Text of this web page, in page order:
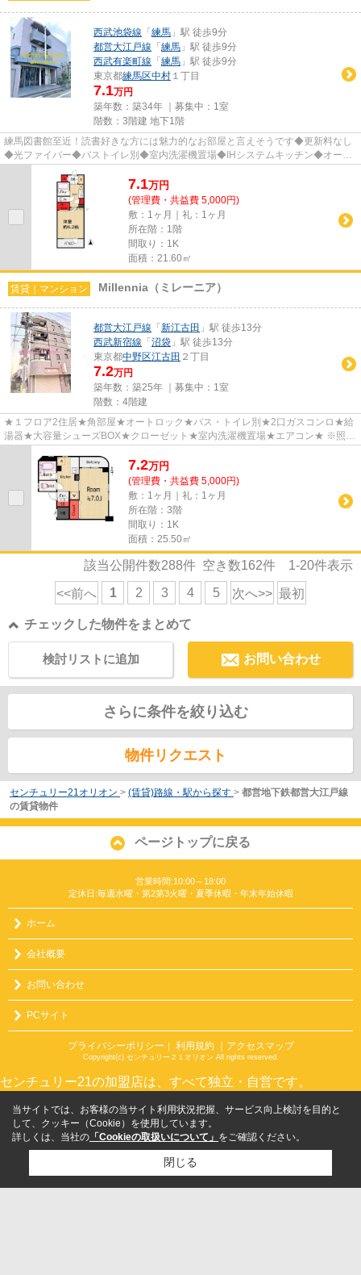
西武池袋線 「 練馬 」駅 徒歩9分
都営大江戸線 「 練馬 」駅 徒歩9分
西武有楽町線 「 練馬 」駅 徒歩9分
東京都練馬区中村 １丁目
7.1万円
築年数：築34年 ｜募集中： 1室
階数：3階建 地下1階
練馬図書館至近！読書好きな方には魅力的なお部屋と言えそうです◆更新料なし
◆光ファイバー◆バストイレ別◆室内洗濯機置場◆IHシステムキッチン◆オート
ロック◆モニタ付インタホン◆敷地内...
7.1万円
(管理費・共益費 5,000円)
敷：1ヶ月｜礼：1ヶ月
所在階：1階
間取り：1K
面積：21.60㎡
賃貸｜マンション Millennia（ミレーニア）
都営大江戸線 「 新江古田 」駅 徒歩13分
西武新宿線 「 沼袋 」駅 徒歩13分
東京都中野区江古田 ２丁目
7.2万円
築年数：築25年 ｜募集中： 1室
階数：4階建
★１フロア2住居★角部屋★オートロック★バス・トイレ別★2口ガスコンロ★給
湯器★大容量シューズBOX★クローゼット★室内洗濯機置場★エアコン★ ※照
7.2万円
(管理費・共益費 5,000円)
敷：1ヶ月｜礼：1ヶ月
所在階：3階
間取り：1K
面積：25.50㎡
該当公開件数288件 空き数162件 1-20件表示
<<前へ 1 2 3 4 5 次へ>> 最初
チェックした物件をまとめて
お問い合わせ
検討リストに追加
さらに条件を絞り込む
物件リクエスト
センチュリー21オリオン > (賃貸)路線・駅から探す > 都営地下鉄都営大江戸線
の賃貸物件
ページトップに戻る
営業時間:10:00～18:00
定休日:毎週水曜・第2第3火曜・夏季休暇・年末年始休暇
ホーム
会社概要
お問い合わせ
PCサイト
プライバシーポリシー ｜ 利用規約 ｜アクセスマップ
Copyright(c) センチュリー２１オリオン All rights reserved.
センチュリー21の加盟店は、すべて独立・自営です。
当サイトでは、お客様の当サイト利用状況把握、サービス向上検討を目的と
して、クッキー（Cookie）を使用しています。
詳しくは、当社の 「Cookieの取扱いについて」 をご確認ください。
閉じる